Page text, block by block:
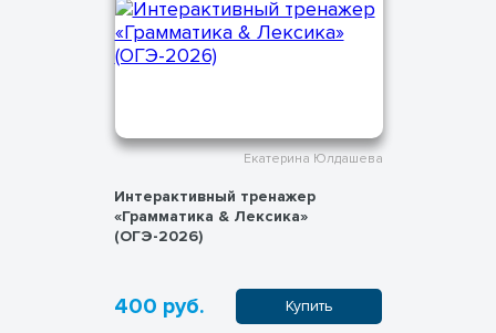
Екатерина Юлдашева
Интерактивный тренажер
«Грамматика & Лексика»
(ОГЭ-2026)
400 руб. Купить